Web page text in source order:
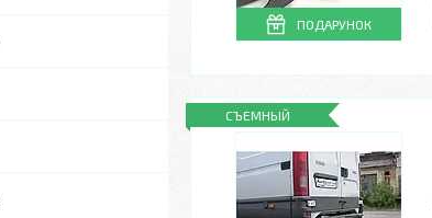
ПОДАРУНОК
СЪЕМНЫЙ